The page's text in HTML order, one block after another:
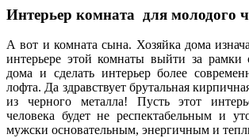
Интерьер комната для молодого
А вот и комната сына. Хозяйка дома
интерьере этой комнаты выйти за
дома и сделать интерьер более
лофта. Да здравствует брутальная
из черного металла! Пусть этот
человека будет не респектабельным и
мужски основательным, энергичным и